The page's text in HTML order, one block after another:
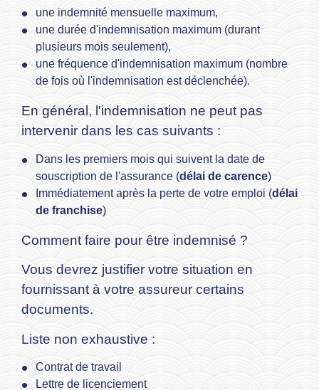
une indemnité mensuelle maximum,
une durée d'indemnisation maximum (durant
plusieurs mois seulement),
une fréquence d'indemnisation maximum (nombre
de fois où l'indemnisation est déclenchée).
En général, l'indemnisation ne peut pas
intervenir dans les cas suivants :
Dans les premiers mois qui suivent la date de
souscription de l'assurance (délai de carence)
Immédiatement après la perte de votre emploi (délai
de franchise)
Comment faire pour être indemnisé ?
Vous devrez justifier votre situation en
fournissant à votre assureur certains
documents.
Liste non exhaustive :
Contrat de travail
Lettre de licenciement